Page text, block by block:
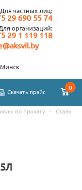
Для частных лиц:
29 690 55 74
организаций:
29 1 119 118
Скачать прайс
0
Минск
по прокату -
Сталь